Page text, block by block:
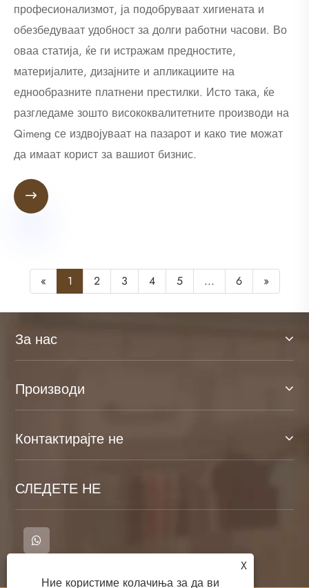
професионализмот, ја подобруваат хигиената и
обезбедуваат удобност за долги работни часови. Во
оваа статија, ќе ги истражам предностите,
материјалите, дизајните и апликациите на
еднообразните платнени престилки. Исто така, ќе
разгледаме зошто висококвалитетните производи на
Qimeng се издвојуваат на пазарот и како тие можат
да имаат корист за вашиот бизнис.

« 1 2 3 4 5 ... 6 »
За нас
Производи
Контактирајте не
СЛЕДЕТЕ НЕ
X
Ние користиме колачиња за да ви